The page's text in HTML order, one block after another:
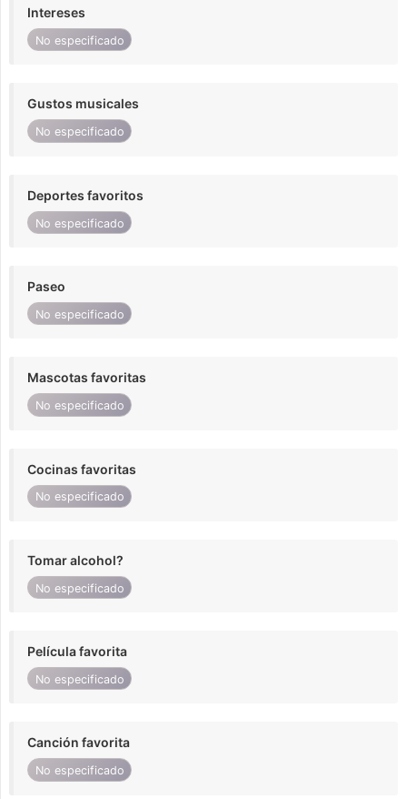
Intereses
No especificado
Gustos musicales
No especificado
Deportes favoritos
No especificado
Paseo
No especificado
Mascotas favoritas
No especificado
Cocinas favoritas
No especificado
Tomar alcohol?
No especificado
Película favorita
No especificado
Canción favorita
No especificado